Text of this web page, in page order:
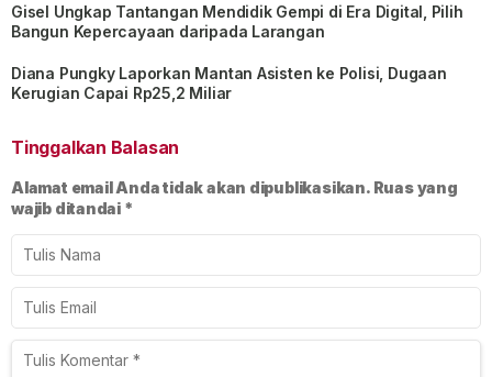
Gisel Ungkap Tantangan Mendidik Gempi di Era Digital, Pilih
Bangun Kepercayaan daripada Larangan
Diana Pungky Laporkan Mantan Asisten ke Polisi, Dugaan
Kerugian Capai Rp25,2 Miliar
Tinggalkan Balasan
Alamat email Anda tidak akan dipublikasikan. Ruas yang
wajib ditandai *